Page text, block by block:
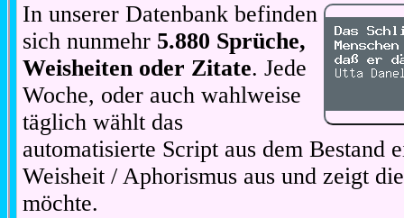
In unserer Datenbank befinden
sich nunmehr 5.880 Sprüche,
Weisheiten oder Zitate. Jede
Woche, oder auch wahlweise
täglich wählt das
automatisierte Script aus dem Bestand
Weisheit / Aphorismus aus und zeigt
möchte.